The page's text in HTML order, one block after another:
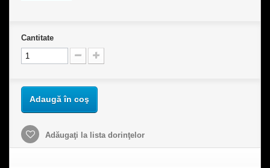
Cantitate
Adaugă în coş
Adăugaţi la lista dorinţelor